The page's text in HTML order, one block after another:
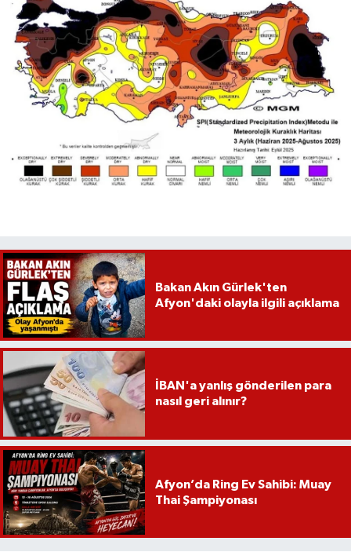
Bakan Akın Gürlek'ten
Afyon'daki olayla ilgili açıklama
İBAN'a yanlış gönderilen para
nasıl geri alınır?
Afyon’da Ring Ev Sahibi: Muay
Thai Şampiyonası